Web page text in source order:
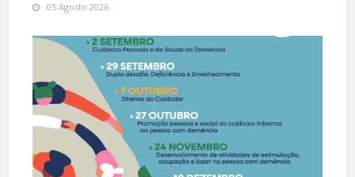
05 Agosto 2026